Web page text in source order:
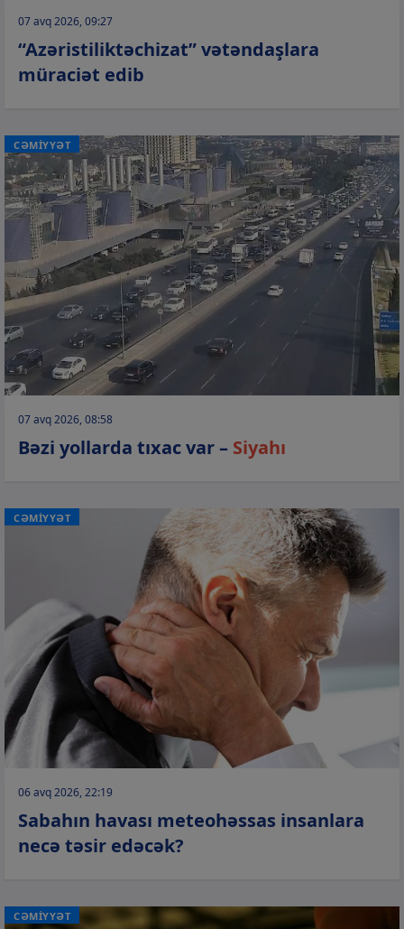
07 avq 2026, 09:27
“Azəristiliktəchizat” vətəndaşlara
müraciət edib
CƏMİYYƏT
07 avq 2026, 08:58
Bəzi yollarda tıxac var – Siyahı
CƏMİYYƏT
06 avq 2026, 22:19
Sabahın havası meteohəssas insanlara
necə təsir edəcək?
CƏMİYYƏT